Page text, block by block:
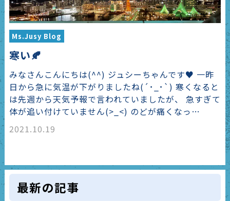
Ms.Jusy Blog
寒い🍂
みなさんこんにちは(^^) ジュシーちゃんです♥ 一昨
日から急に気温が下がりましたね(´･_･`) 寒くなると
は先週から天気予報で言われていましたが、 急すぎて
体が追い付けていません(>_<) のどが痛くなっ…
2021.10.19
最新の記事